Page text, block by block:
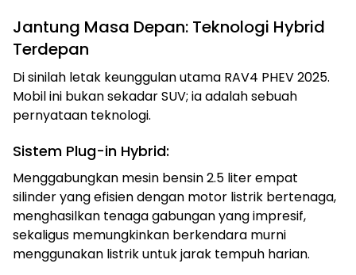
Jantung Masa Depan: Teknologi Hybrid
Terdepan
Di sinilah letak keunggulan utama RAV4 PHEV 2025.
Mobil ini bukan sekadar SUV; ia adalah sebuah
pernyataan teknologi.
Sistem Plug-in Hybrid:
Menggabungkan mesin bensin 2.5 liter empat
silinder yang efisien dengan motor listrik bertenaga,
menghasilkan tenaga gabungan yang impresif,
sekaligus memungkinkan berkendara murni
menggunakan listrik untuk jarak tempuh harian.